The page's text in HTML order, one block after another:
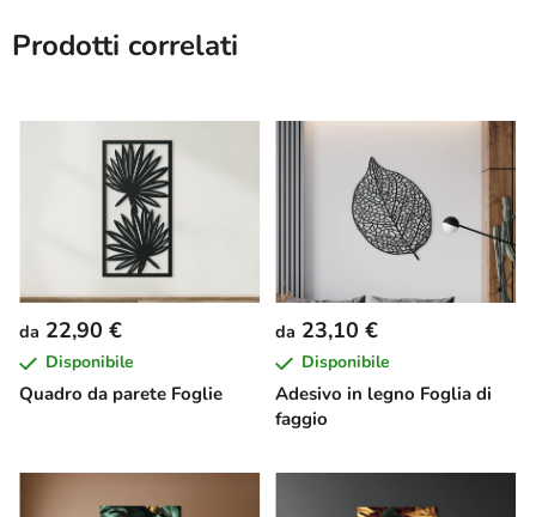
Prodotti correlati
Quadro da parete Foglie
da 22,90 €
Disponibile
Adesivo in legno Foglia di
faggio
da 23,10 €
Disponibile